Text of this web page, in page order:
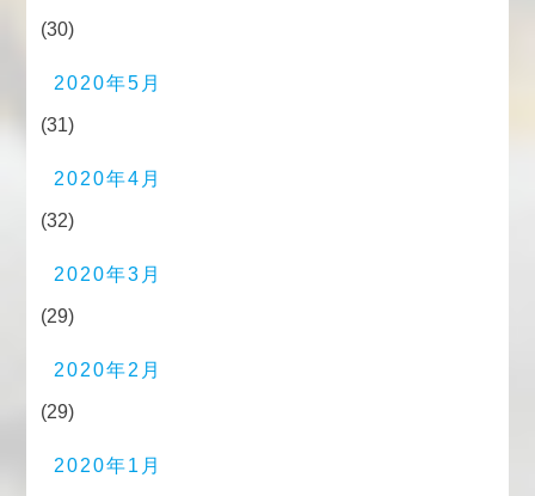
(30)
2020年5月
(31)
2020年4月
(32)
2020年3月
(29)
2020年2月
(29)
2020年1月